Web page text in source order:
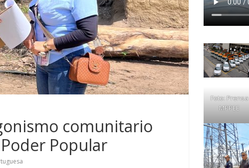
comunitario
Popular
Foto: Prensa
MPPEE